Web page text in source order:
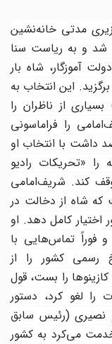
مدتی خانه‌نشین
و به ریاست سنا
شاه بار
این انتخاب به
از ناظران را
را فراماسونی
با انتخاب او
«تحریکات رادیو
کند. شریف‌امامی
شاه از دخالت در
کامل دهد. او
تماس‌هایی با
رسمی کشور را از
را بست، قول
لغو کرد، دستور
(رئیس سابق
می‌کرد به کشور